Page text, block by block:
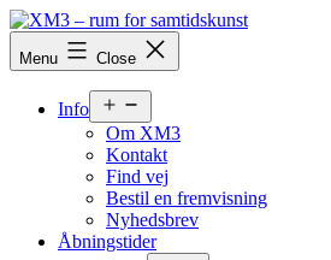
Skip
to
content
XM3
samtidskunst
Menu Close
Info
menu
Om XM3
Kontakt
Find vej
Bestil en fremvisning
Nyhedsbrev
Åbningstider